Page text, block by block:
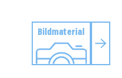
Bildmaterial